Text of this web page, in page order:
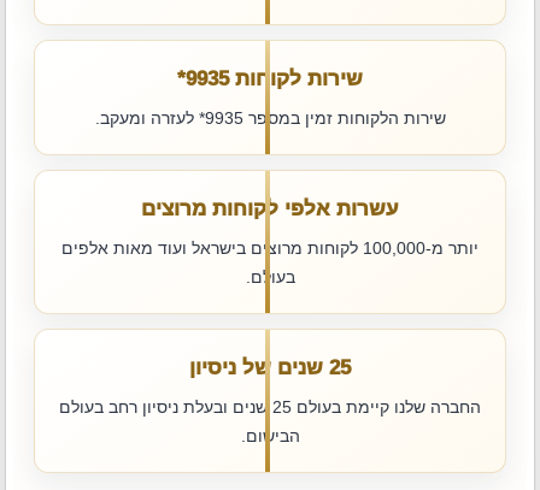
שירות לקוחות ‎*9935
שירות הלקוחות זמין במספר ‎*9935 לעזרה ומעקב.
עשרות אלפי לקוחות מרוצים
יותר מ-100,000 לקוחות מרוצים בישראל ועוד מאות אלפים
בעולם.
25 שנים של ניסיון
החברה שלנו קיימת בעולם 25 שנים ובעלת ניסיון רחב בעולם
הבישום.